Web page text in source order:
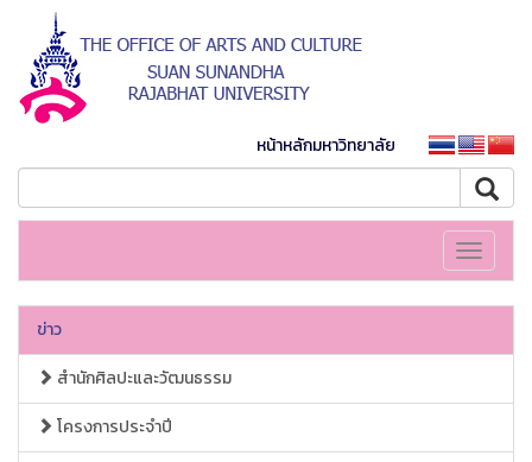
หน้าหลักมหาวิทยาลัย
Toggle
ข่าว
สำนักศิลปะและวัฒนธรรม
โครงการประจำปี